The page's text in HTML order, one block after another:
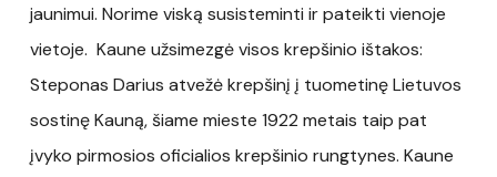
jaunimui. Norime viską susisteminti ir pateikti vienoje
vietoje. Kaune užsimezgė visos krepšinio ištakos:
Steponas Darius atvežė krepšinį į tuometinę Lietuvos
sostinę Kauną, šiame mieste 1922 metais taip pat
įvyko pirmosios oficialios krepšinio rungtynes. Kaune